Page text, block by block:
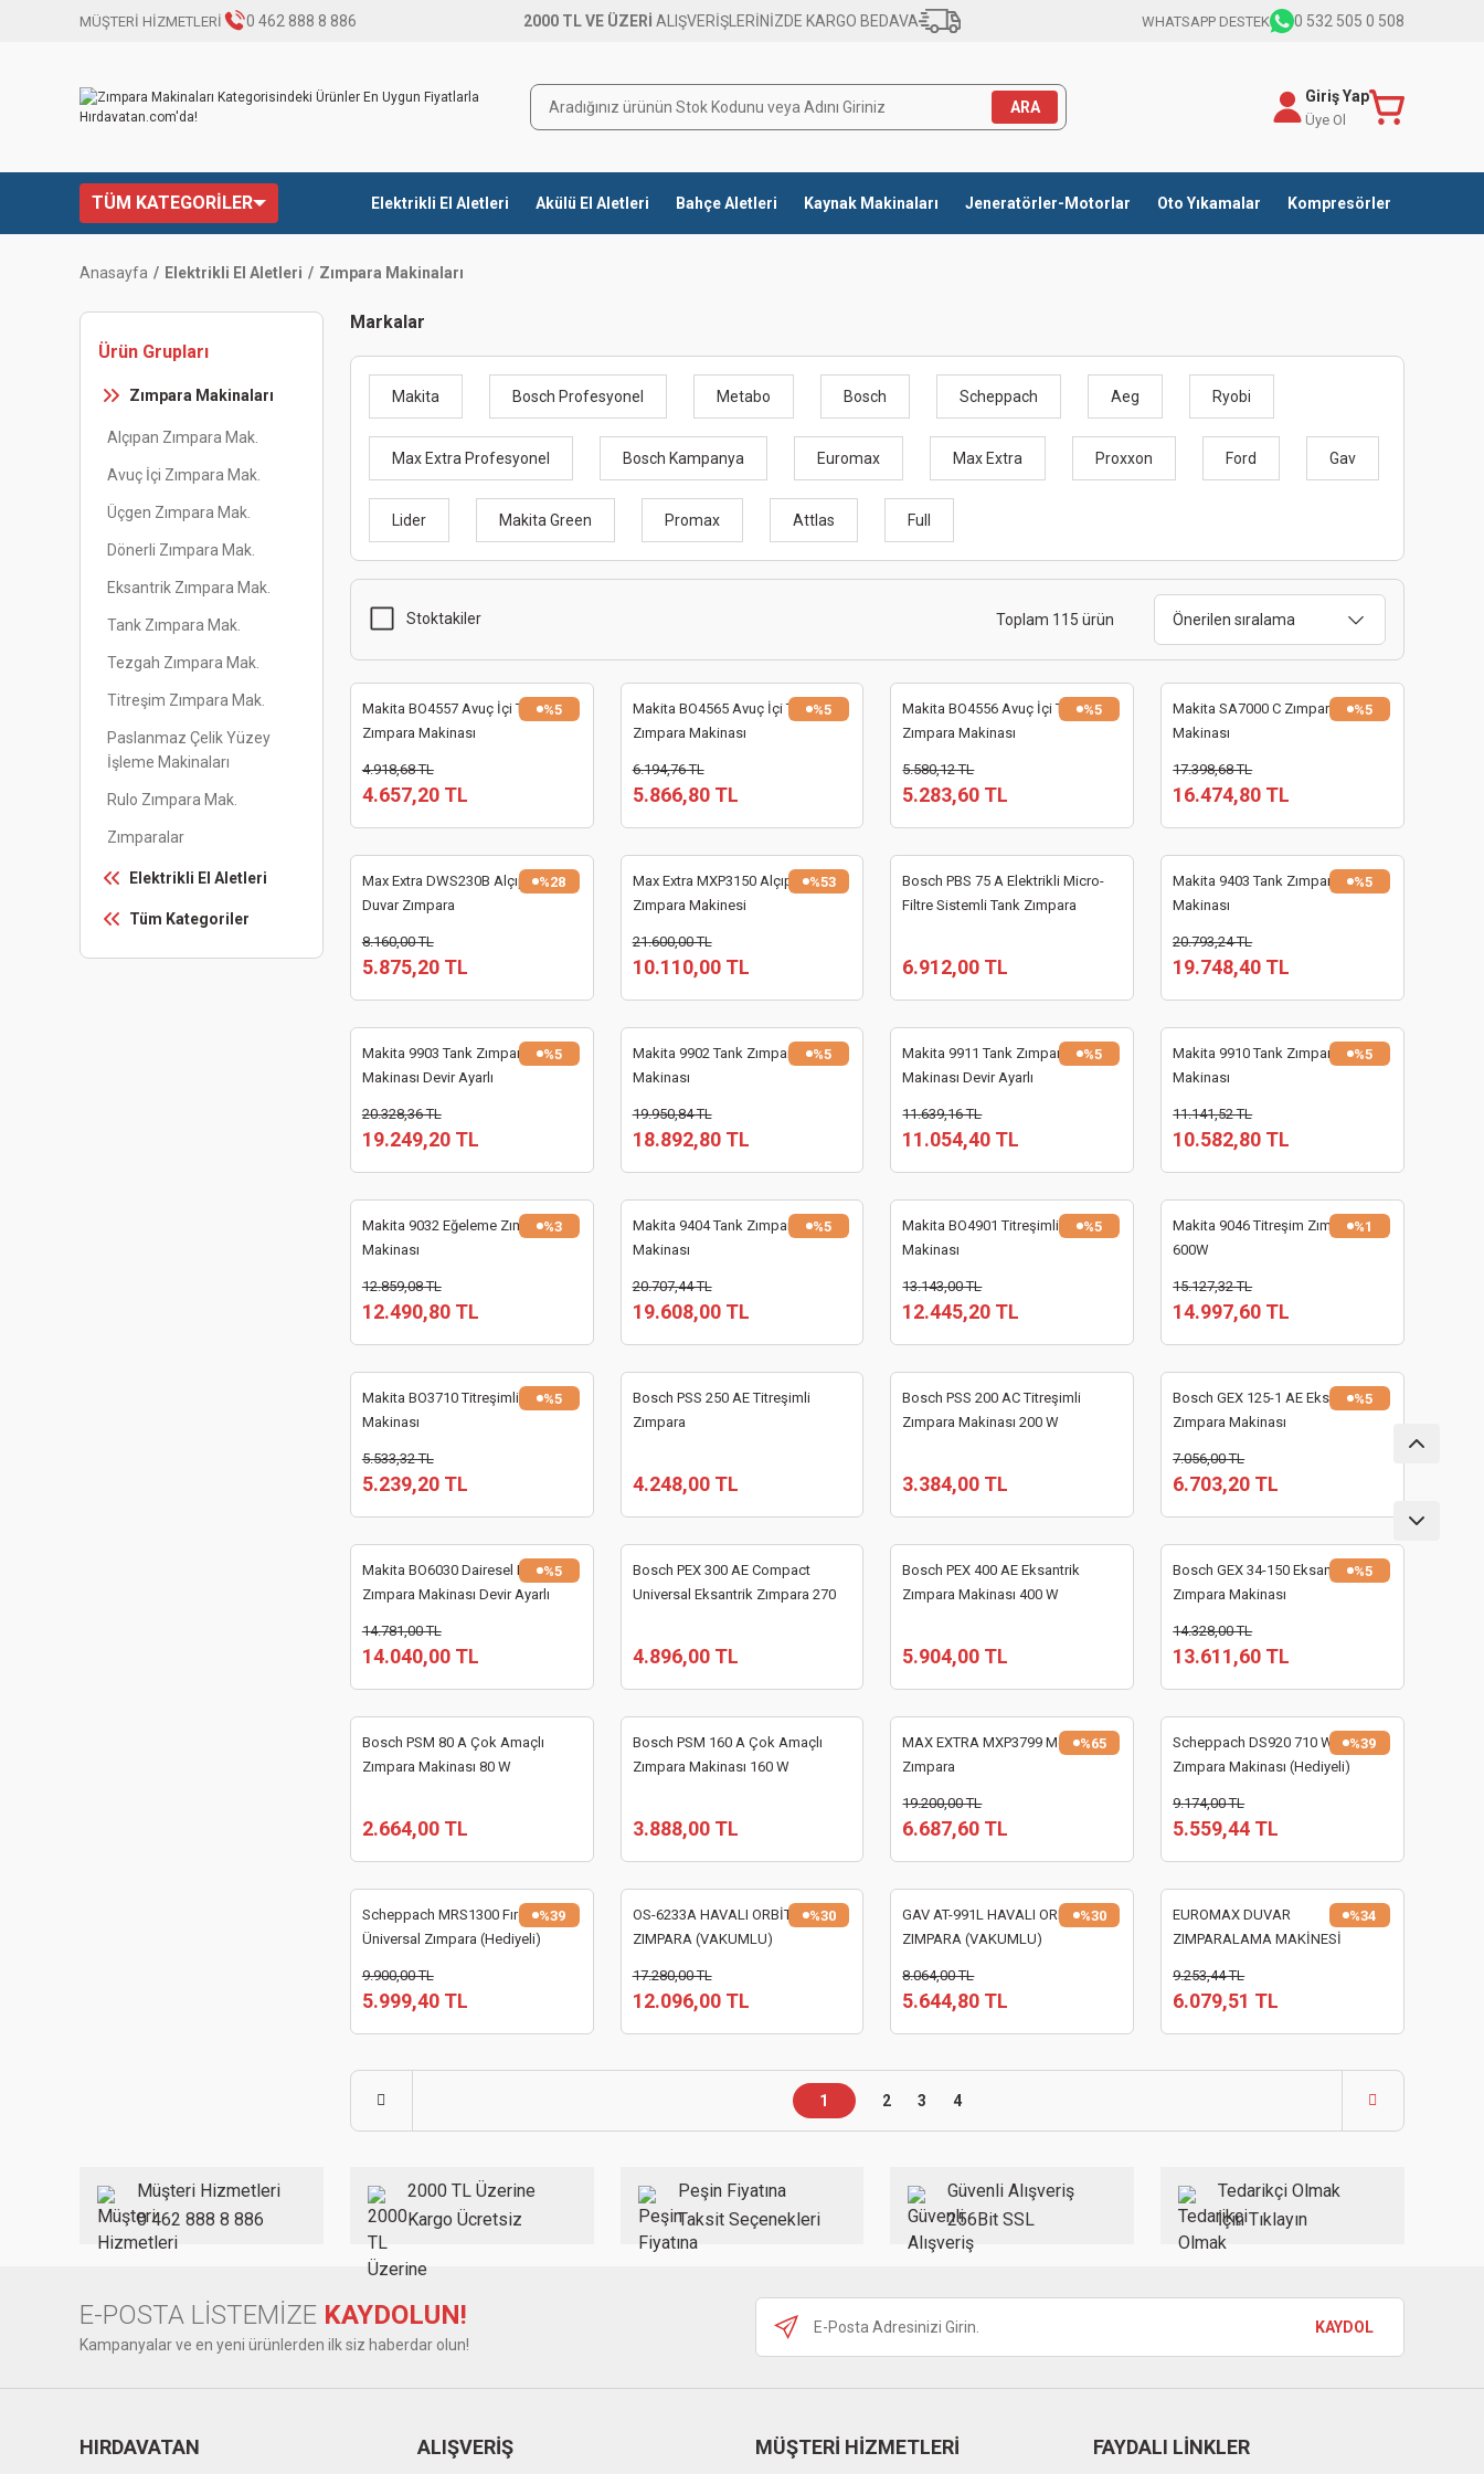
MÜŞTERİ HİZMETLERİ 0 462 888 8 886 2000 TL VE ÜZERİ ALIŞVERİŞLERİNİZDE KARGO BEDAVA WHATSAPP DESTEK 0 532 505 0 508
ARA
Giriş Yap
Üye Ol
TÜM KATEGORİLER Elektrikli El Aletleri Akülü El Aletleri Bahçe Aletleri Kaynak Makinaları Jeneratörler-Motorlar Oto Yıkamalar Kompresörler
Anasayfa Elektrikli El Aletleri Zımpara Makinaları
Ürün Grupları
Zımpara Makinaları
Alçıpan Zımpara Mak.
Avuç İçi Zımpara Mak.
Üçgen Zımpara Mak.
Dönerli Zımpara Mak.
Eksantrik Zımpara Mak.
Tank Zımpara Mak.
Tezgah Zımpara Mak.
Titreşim Zımpara Mak.
Paslanmaz Çelik Yüzey
İşleme Makinaları
Rulo Zımpara Mak.
Zımparalar
Elektrikli El Aletleri
Tüm Kategoriler
Markalar
Makita Bosch Profesyonel Metabo Bosch Scheppach Aeg Ryobi
Max Extra Profesyonel Bosch Kampanya Euromax Max Extra Proxxon Ford Gav
Lider Makita Green Promax Attlas Full
Stoktakiler Toplam 115 ürün
%5
Makita BO4557 Avuç İçi Titreşim
Zımpara Makinası
4.918,68 TL
4.657,20 TL
%5
Makita BO4565 Avuç İçi Titreşim
Zımpara Makinası
6.194,76 TL
5.866,80 TL
%5
Makita BO4556 Avuç İçi Titreşim
Zımpara Makinası
5.580,12 TL
5.283,60 TL
%5
Makita SA7000 C Zımpara
Makinası
17.398,68 TL
16.474,80 TL
%28
Max Extra DWS230B Alçıpan
Duvar Zımpara
8.160,00 TL
5.875,20 TL
%53
Max Extra MXP3150 Alçıpan Duvar
Zımpara Makinesi
21.600,00 TL
10.110,00 TL
Bosch PBS 75 A Elektrikli Micro-
Filtre Sistemli Tank Zımpara
6.912,00 TL
%5
Makita 9403 Tank Zımpara
Makinası
20.793,24 TL
19.748,40 TL
%5
Makita 9903 Tank Zımpara
Makinası Devir Ayarlı
20.328,36 TL
19.249,20 TL
%5
Makita 9902 Tank Zımpara
Makinası
19.950,84 TL
18.892,80 TL
%5
Makita 9911 Tank Zımpara
Makinası Devir Ayarlı
11.639,16 TL
11.054,40 TL
%5
Makita 9910 Tank Zımpara
Makinası
11.141,52 TL
10.582,80 TL
%3
Makita 9032 Eğeleme Zımpara
Makinası
12.859,08 TL
12.490,80 TL
%5
Makita 9404 Tank Zımpara
Makinası
20.707,44 TL
19.608,00 TL
%5
Makita BO4901 Titreşimli Zımpara
Makinası
13.143,00 TL
12.445,20 TL
%1
Makita 9046 Titreşim Zımpara
600W
15.127,32 TL
14.997,60 TL
%5
Makita BO3710 Titreşimli Zımpara
Makinası
5.533,32 TL
5.239,20 TL
Bosch PSS 250 AE Titreşimli
Zımpara
4.248,00 TL
Bosch PSS 200 AC Titreşimli
Zımpara Makinası 200 W
3.384,00 TL
%5
Bosch GEX 125-1 AE Eksantrik
Zımpara Makinası
7.056,00 TL
6.703,20 TL
%5
Makita BO6030 Dairesel Eksantirik
Zımpara Makinası Devir Ayarlı
14.781,00 TL
14.040,00 TL
Bosch PEX 300 AE Compact
Universal Eksantrik Zımpara 270
4.896,00 TL
Bosch PEX 400 AE Eksantrik
Zımpara Makinası 400 W
5.904,00 TL
%5
Bosch GEX 34-150 Eksantrik
Zımpara Makinası
14.328,00 TL
13.611,60 TL
Bosch PSM 80 A Çok Amaçlı
Zımpara Makinası 80 W
2.664,00 TL
Bosch PSM 160 A Çok Amaçlı
Zımpara Makinası 160 W
3.888,00 TL
%65
MAX EXTRA MXP3799 Mop
Zımpara
19.200,00 TL
6.687,60 TL
%39
Scheppach DS920 710 W Alçıpan
Zımpara Makinası (Hediyeli)
9.174,00 TL
5.559,44 TL
%39
Scheppach MRS1300 Fırçalı
Üniversal Zımpara (Hediyeli)
9.900,00 TL
5.999,40 TL
%30
OS-6233A HAVALI ORBİTAL
ZIMPARA (VAKUMLU)
17.280,00 TL
12.096,00 TL
%30
GAV AT-991L HAVALI ORBİTAL
ZIMPARA (VAKUMLU)
8.064,00 TL
5.644,80 TL
%34
EUROMAX DUVAR
ZIMPARALAMA MAKİNESİ
9.253,44 TL
6.079,51 TL
1 2 3 4
Müşteri Hizmetleri
0 462 888 8 886
2000 TL Üzerine
Kargo Ücretsiz
Peşin Fiyatına
Taksit Seçenekleri
Güvenli Alışveriş
256Bit SSL
Tedarikçi Olmak
İçin Tıklayın
E-POSTA LİSTEMİZE KAYDOLUN!
Kampanyalar ve en yeni ürünlerden ilk siz haberdar olun!
KAYDOL
HIRDAVATAN ALIŞVERİŞ MÜŞTERİ HİZMETLERİ FAYDALI LİNKLER